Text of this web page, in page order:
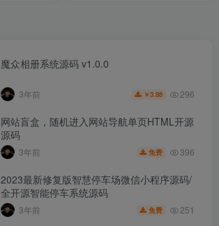
魔众相册系统源码 v1.0.0
3年前 ￥3.88 296
网站盲盒，随机进入网站导航单页HTML开源
源码
3年前 免费 396
2023最新修复版智慧停车场微信小程序源码/
全开源智能停车系统源码
3年前 免费 251